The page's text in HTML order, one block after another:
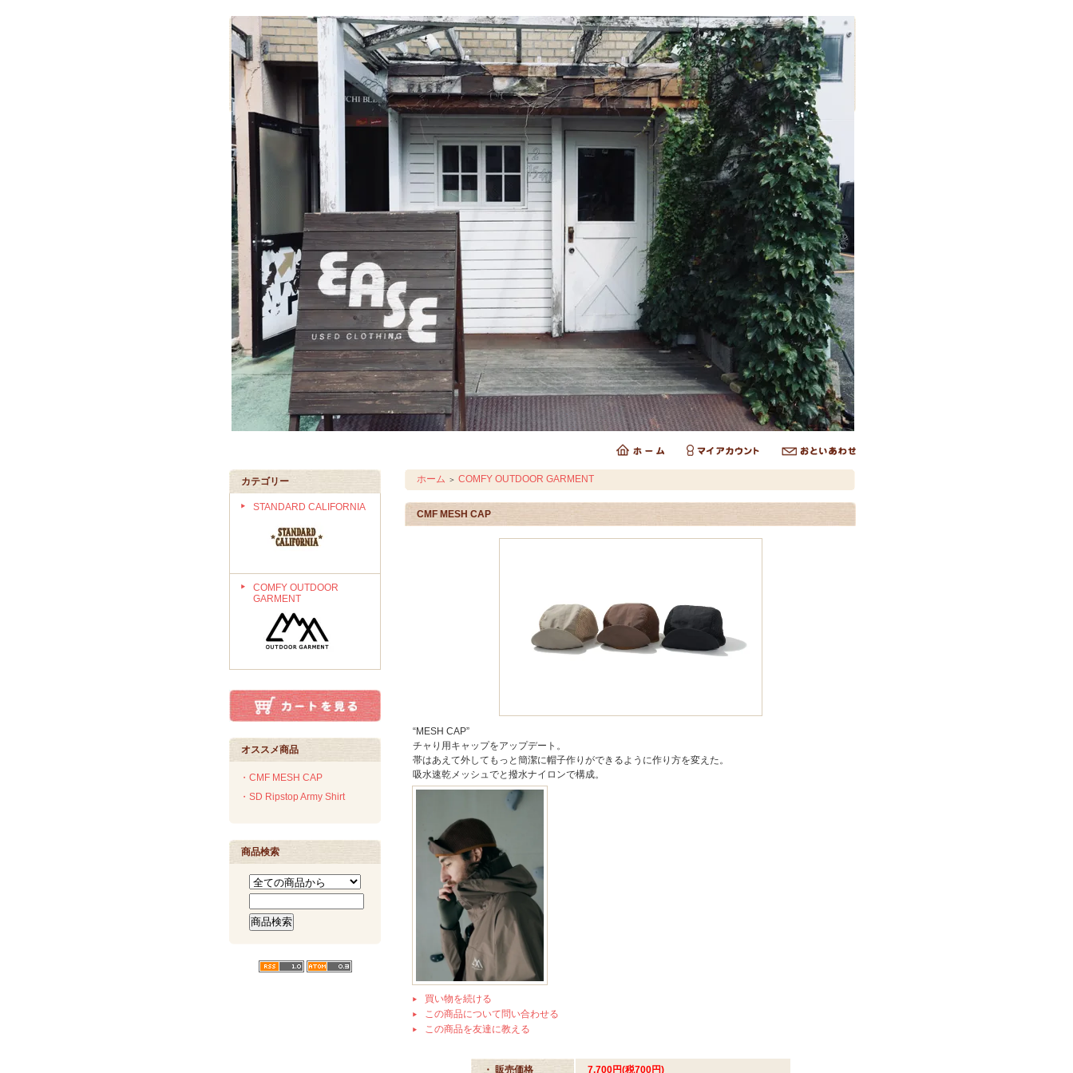
カテゴリー
STANDARD CALIFORNIA
COMFY OUTDOOR
GARMENT
オススメ商品
・CMF MESH CAP
・SD Ripstop Army Shirt
商品検索
ホーム ＞ COMFY OUTDOOR GARMENT
CMF MESH CAP
“MESH CAP”
チャり用キャップをアップデート。
帯はあえて外してもっと簡潔に帽子作りができるように作り方を変えた。
吸水速乾メッシュでと撥水ナイロンで構成。
買い物を続ける
この商品について問い合わせる
この商品を友達に教える
・ 販売価格 7,700円(税700円)